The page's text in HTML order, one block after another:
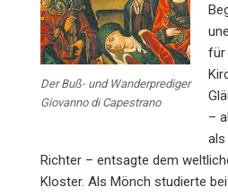
Der Buß- und Wanderprediger
Giovanno di Capestrano
für
–
als
Richter – entsagte dem
Kloster. Als Mönch studierte